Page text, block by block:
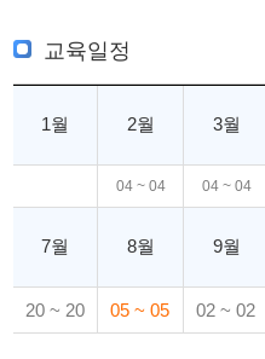
교육일정
1월 2월 3월
04 ~ 04 04 ~ 04
7월 8월 9월
20 ~ 20 05 ~ 05 02 ~ 02